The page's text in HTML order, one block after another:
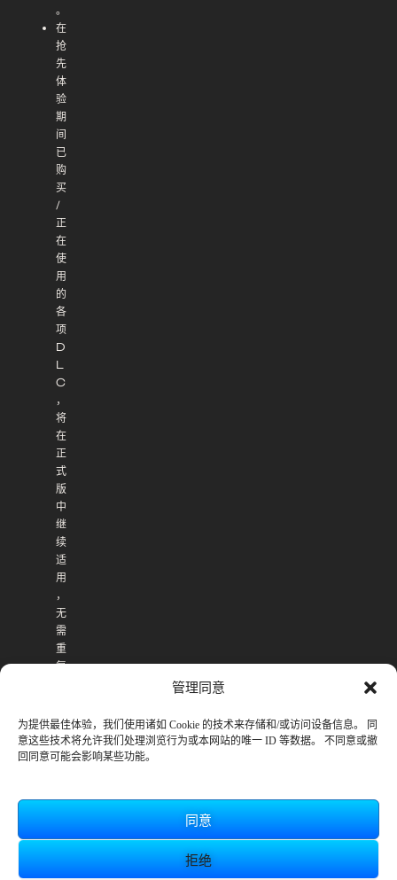
管理同意
为提供最佳体验，我们使用诸如 Cookie 的技术来存储和/或访问设备信息。 同
意这些技术将允许我们处理浏览行为或本网站的唯一 ID 等数据。 不同意或撤
回同意可能会影响某些功能。
同意
拒绝
。
在
抢
先
体
验
期
间
已
购
买
/
正
在
使
用
的
各
项
D
L
C
，
将
在
正
式
版
中
继
续
适
用
，
无
需
重
复
。